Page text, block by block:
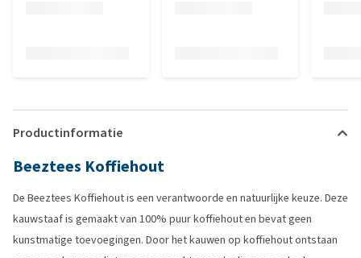
Productinformatie
Beeztees Koffiehout
De Beeztees Koffiehout is een verantwoorde en natuurlijke keuze. Deze
kauwstaaf is gemaakt van 100% puur koffiehout en bevat geen
kunstmatige toevoegingen. Door het kauwen op koffiehout ontstaan